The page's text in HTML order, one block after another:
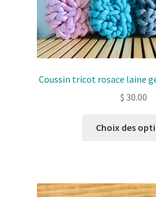
Coussin tricot rosace laine
$ 30.00
Choix des